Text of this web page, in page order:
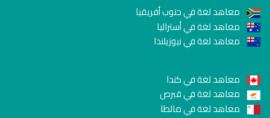
معاهد لغة في جنوب أفريقيا
معاهد لغة في أستراليا
معاهد لغة في نيوزيلندا
معاهد لغة في كندا
معاهد لغة في قبرص
معاهد لغة في مالطا